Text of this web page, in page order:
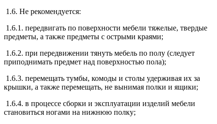
1.6. Не рекомендуется:
1.6.1. передвигать по поверхности мебели тяжелые, твердые
предметы, а также предметы с острыми краями;
1.6.2. при передвижении тянуть мебель по полу (следует
приподнимать предмет над поверхностью пола);
1.6.3. перемещать тумбы, комоды и столы удерживая их за
крышки, а также перемещать, не вынимая полки и ящики;
1.6.4. в процессе сборки и эксплуатации изделий мебели
становиться ногами на нижнюю полку;